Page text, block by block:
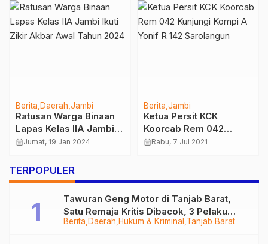
Berita Daerah Jambi
Ratusan Warga Binaan
Lapas Kelas IIA Jambi
Ikuti Zikir Akbar Awal
calendar_monthJumat, 19 Jan 2024
Berita Jambi
Ketua Persit KCK
Koorcab Rem 042
Kunjungi Kompi A Yonif
calendar_monthRabu, 7 Jul 2021
TERPOPULER
Berita Daerah Hukum & Kriminal Tanjab Barat
Tawuran Geng Motor di Tanjab Barat,
Satu Remaja Kritis Dibacok, 3 Pelaku
Ditangkap